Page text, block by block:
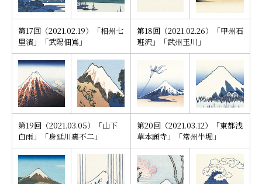
第17回（2021.02.19）「相州七
里濱」「武陽佃嶌」
第18回（2021.02.26）「甲州石
班沢」「武州玉川」
第19回（2021.03.05）「山下
白雨」「身延川裏不二」
第20回（2021.03.12）「東都浅
草本願寺」「常州牛堀」